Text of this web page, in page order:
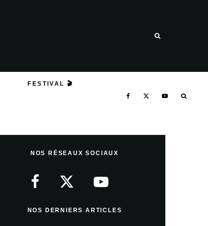
FESTIVAL 🎬
NOS RÉSEAUX SOCIAUX
NOS DERNIERS ARTICLES